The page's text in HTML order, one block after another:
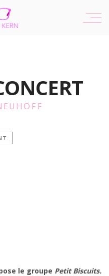
le groupe Petit Biscuits.